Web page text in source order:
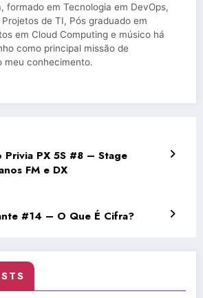
formado em Tecnologia em DevOps,
de TI, Pós graduado em
em Cloud Computing e músico há
como principal missão de
meu conhecimento.
Privia PX 5S #8 – Stage
FM e DX
#14 – O Que É Cifra?